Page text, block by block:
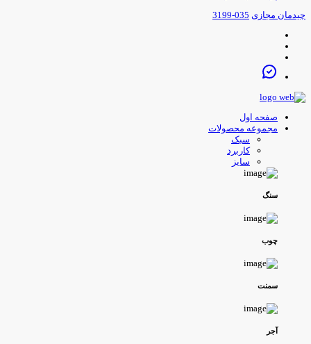
مجازی 035-3199
صفحه اول
مجموعه محصولات
سبک
کاربرد
سایز
سنگ
چوب
سمنت
آجر